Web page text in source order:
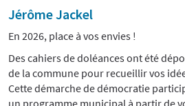
Jérôme Jackel
En 2026, place à vos envies !
Des cahiers de doléances ont été
de la commune pour recueillir vos
Cette démarche de démocratie
un programme municipal à partir de